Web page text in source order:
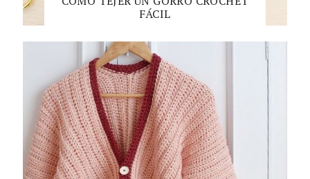
FÁCIL